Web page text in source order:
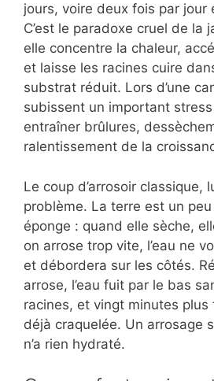
jours, voire deux fois par jour
C’est le paradoxe cruel de la
elle concentre la chaleur,
et laisse les racines cuire
substrat réduit. Lors d’une
subissent un important
entraîner brûlures,
ralentissement de la
Le coup d’arrosoir classique,
problème. La terre est un
éponge : quand elle sèche,
on arrose trop vite, l’eau ne
et débordera sur les côtés.
arrose, l’eau fuit par le bas
racines, et vingt minutes
déjà craquelée. Un arrosage
n’a rien hydraté.